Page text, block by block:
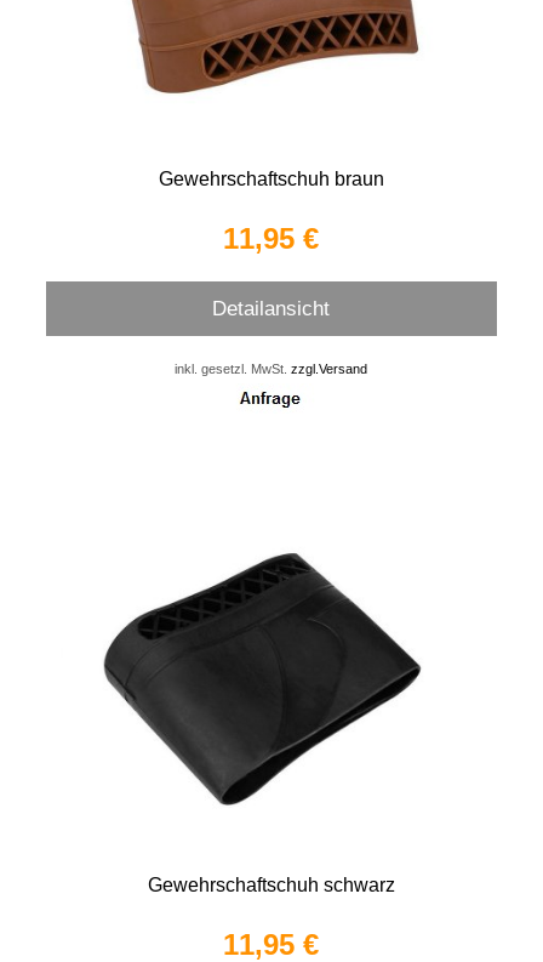
Gewehrschaftschuh braun
11,95 €
Detailansicht
inkl. gesetzl. MwSt.zzgl.Versand
Gewehrschaftschuh schwarz
11,95 €